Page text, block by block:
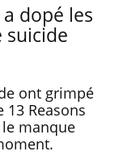
dopé les
suicide
ont grimpé
Reasons
manque